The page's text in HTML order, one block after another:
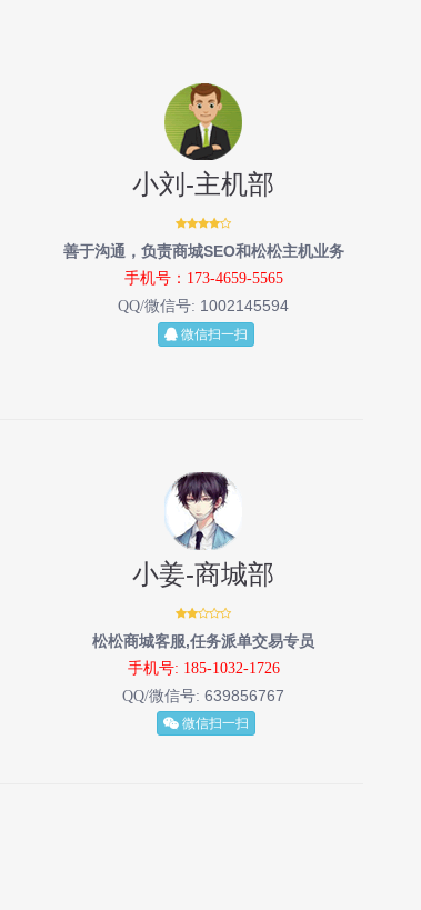
小刘-主机部
善于沟通，负责商城SEO和松松主机业务
手机号：173-4659-5565
QQ/微信号: 1002145594
微信扫一扫
小姜-商城部
松松商城客服,任务派单交易专员
手机号: 185-1032-1726
QQ/微信号:639856767
微信扫一扫